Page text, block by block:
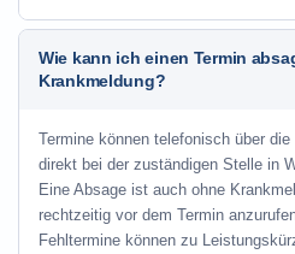
Wie kann ich einen Termin
Krankmeldung?
Termine können telefonisch über die
direkt bei der zuständigen Stelle in
Eine Absage ist auch ohne
rechtzeitig vor dem Termin
Fehltermine können zu